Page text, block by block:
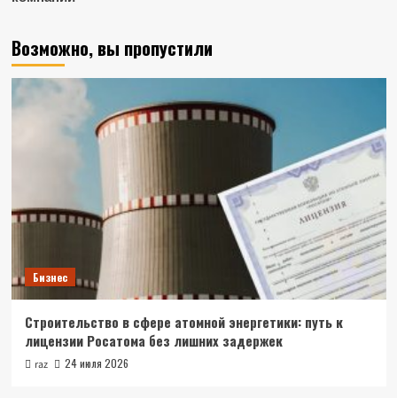
Возможно, вы пропустили
Бизнес
Строительство в сфере атомной энергетики: путь к
лицензии Росатома без лишних задержек
raz 24 июля 2026